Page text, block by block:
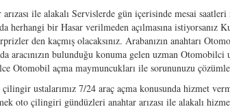
ile alakalı Servislerde gün içerisinde mesai
herhangi bir Hasar verilmeden açılmasına istiyorsanız
den kaçmış olacaksınız. Arabanızın anahtarı
aracınızın bulunduğu konuma gelen uzman Otomobilci
Otomobil açma maymuncukları ile sorununuzu
ustalarımız 7/24 araç açma konusunda hizmet
oto çilingiri gündüzleri anahtar arızası ile alakalı